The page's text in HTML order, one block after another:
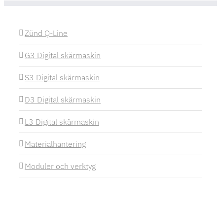
Zünd Q-Line
G3 Digital skärmaskin
S3 Digital skärmaskin
D3 Digital skärmaskin
L3 Digital skärmaskin
Materialhantering
Moduler och verktyg